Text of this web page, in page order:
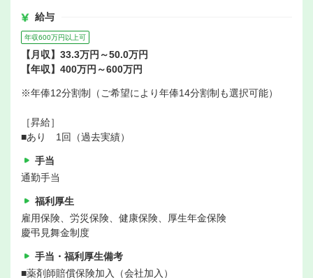
給与
年収600万円以上可
【月収】33.3万円～50.0万円
【年収】400万円～600万円
※年俸12分割制（ご希望により年俸14分割制も選択可能）
［昇給］
■あり 1回（過去実績）
手当
通勤手当
福利厚生
雇用保険、労災保険、健康保険、厚生年金保険
慶弔見舞金制度
手当・福利厚生備考
■薬剤師賠償保険加入（会社加入）